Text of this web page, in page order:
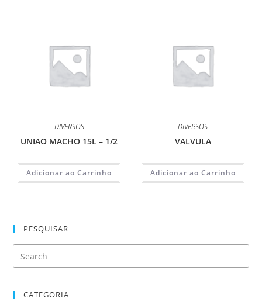
DIVERSOS
UNIAO MACHO 15L – 1/2
Adicionar ao Carrinho
DIVERSOS
VALVULA
Adicionar ao Carrinho
PESQUISAR
CATEGORIA